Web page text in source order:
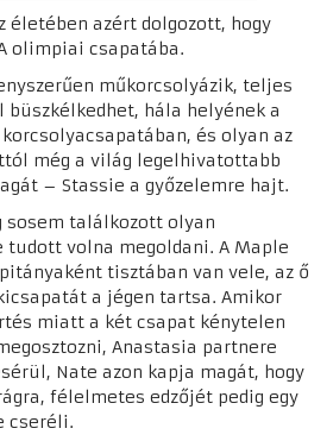
életében azért dolgozott, hogy
olimpiai csapatába.
műkorcsolyázik, teljes
hála helyének a
és olyan az
még a világ legelhivatottabb
– Stassie a győzelemre hajt.
sosem találkozott olyan
volna megoldani. A Maple
tisztában van vele, az ő
a jégen tartsa. Amikor
miatt a két csapat kénytelen
Anastasia partnere
Nate azon kapja magát, hogy
félelmetes edzőjét pedig egy
cseréli.